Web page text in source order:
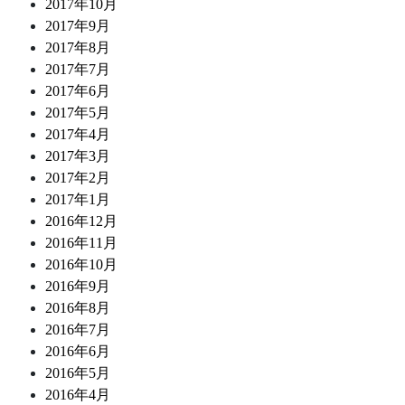
2017年10月
2017年9月
2017年8月
2017年7月
2017年6月
2017年5月
2017年4月
2017年3月
2017年2月
2017年1月
2016年12月
2016年11月
2016年10月
2016年9月
2016年8月
2016年7月
2016年6月
2016年5月
2016年4月